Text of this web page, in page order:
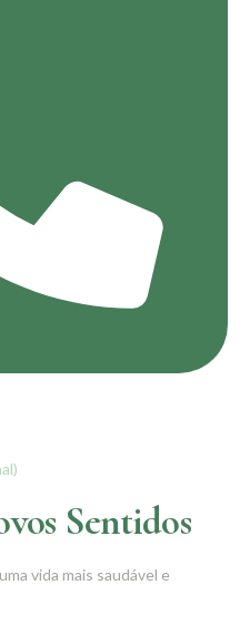
Sentidos
vida mais saudável e